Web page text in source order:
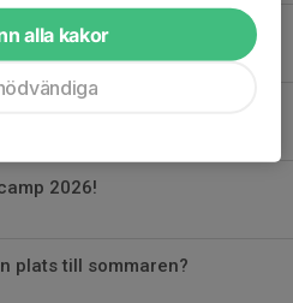
2026!
plats till sommaren?
alla kakor